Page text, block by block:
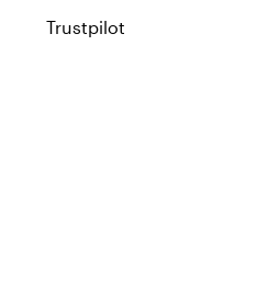
Trustpilot